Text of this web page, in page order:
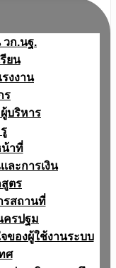
ก.นฐ.
ยน
งงาน
ร
บริหาร
น้าที่
ละการเงิน
ตร
รสถานที่
ครปฐม
ของผู้ใช้งานระบบ
ศ